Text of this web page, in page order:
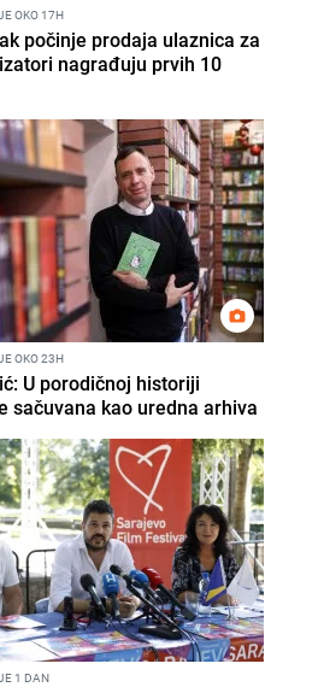
OKO 17H
počinje prodaja ulaznica za
nagrađuju prvih 10
OKO 23H
U porodičnoj historiji
sačuvana kao uredna arhiva
1 DAN